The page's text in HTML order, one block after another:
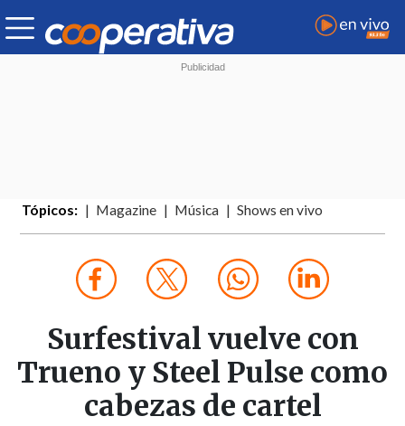
Tópicos: Magazine Música Shows en vivo
Surfestival vuelve con
Trueno y Steel Pulse como
cabezas de cartel